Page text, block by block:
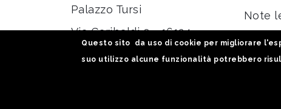
Palazzo Tursi
Via Garibaldi 9 - 16124
Genova
Note
Questo sito da uso di cookie per migliorare
suo utilizzo alcune funzionalità potrebbero